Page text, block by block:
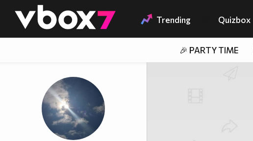
👾 Trending Quizbox
🎉 PARTY TIME